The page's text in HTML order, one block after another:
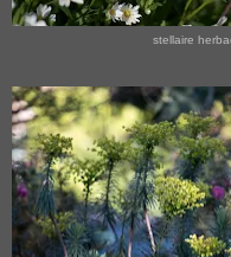
stellaire